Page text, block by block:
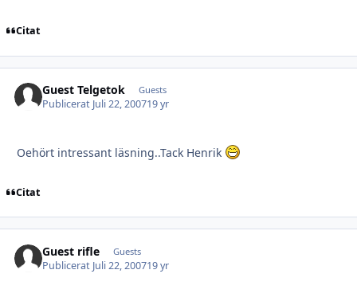
Citat
Guest Telgetok Guests
Publicerat Juli 22, 200719 yr
Oehört intressant läsning..Tack Henrik
Citat
Guest rifle Guests
Publicerat Juli 22, 200719 yr